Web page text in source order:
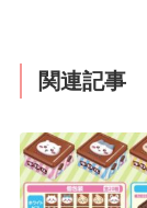
関連記事